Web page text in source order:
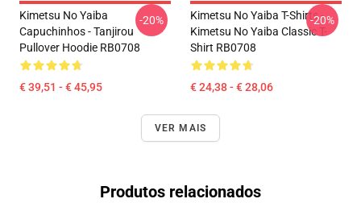
Kimetsu No Yaiba
Capuchinhos - Tanjirou
Pullover Hoodie RB0708
€ 39,51 - € 45,95
-20%
Kimetsu No Yaiba T-Shirts -
Kimetsu No Yaiba Classic T-
Shirt RB0708
€ 24,38 - € 28,06
-20%
VER MAIS
Produtos relacionados